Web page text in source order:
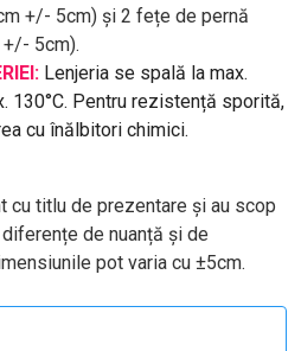
+/- 5cm) și 2 fețe de pernă
5cm).
Lenjeria se spală la max.
130°C. Pentru rezistență sporită,
cu înălbitori chimici.
cu titlu de prezentare și au scop
de nuanță și de
pot varia cu ±5cm.